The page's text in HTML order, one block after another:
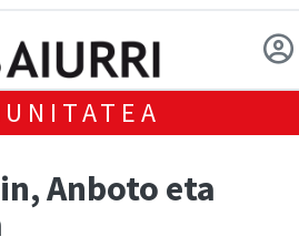
Anboto eta